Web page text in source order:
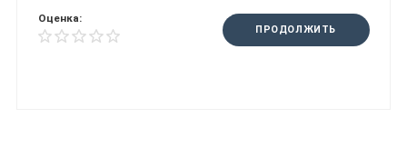
Оценка:
ПРОДОЛЖИТЬ